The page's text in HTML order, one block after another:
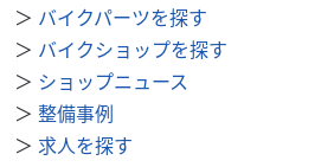
タケガワ製マフラー（政府認証）・足
＞ バイクパーツを探す
＞ バイクショップを探す
＞ ショップニュース
＞ 整備事例
＞ 求人を探す